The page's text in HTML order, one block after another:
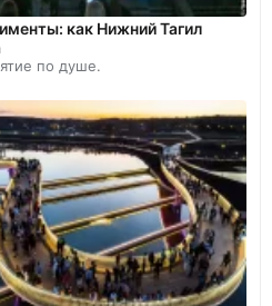
как Нижний Тагил
по душе.